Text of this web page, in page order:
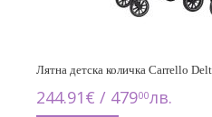
Лятна детска количка Carrello
244.91€ / 47900лв.